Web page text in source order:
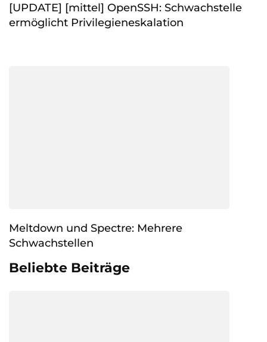
[UPDATE] [mittel] OpenSSH: Schwachstelle
ermöglicht Privilegieneskalation
Meltdown und Spectre: Mehrere
Schwachstellen
Beliebte Beiträge